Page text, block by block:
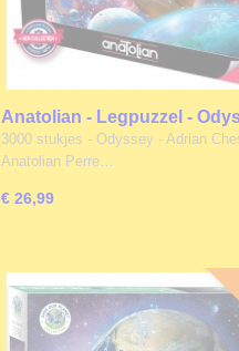
Anatolian - Legpuzzel -
3000 stukjes
3000 stukjes - Odyssey - Adrian
Anatolian Perre…
€ 26,99